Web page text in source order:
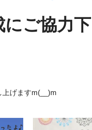
にご協力
上げますm(__)m